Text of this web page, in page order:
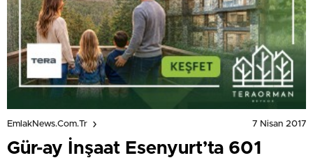
EmlakNews.com.tr 7 Nisan 2017
Gür-ay İnşaat Esenyurt’ta 601